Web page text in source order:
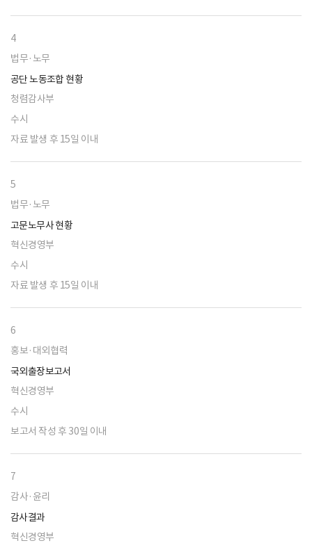
4
법무·노무
공단 노동조합 현황
청렴감사부
수시
자료 발생 후 15일 이내
5
법무·노무
고문노무사 현황
혁신경영부
수시
자료 발생 후 15일 이내
6
홍보·대외협력
국외출장보고서
혁신경영부
수시
보고서 작성 후 30일 이내
7
감사·윤리
감사결과
혁신경영부